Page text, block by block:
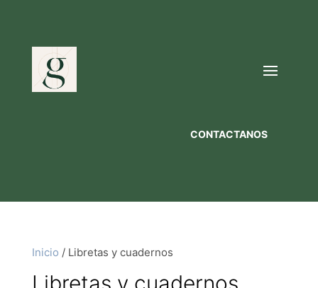
CONTACTANOS
Inicio / Libretas y cuadernos